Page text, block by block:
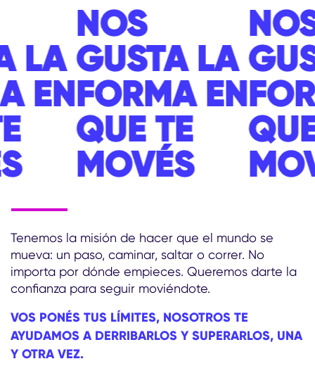
LA
EN
TE
NOS
GUSTA LA
FORMA EN
QUE TE
MOVÉS
Tenemos la misión de hacer que el mundo se
mueva: un paso, caminar, saltar o correr. No
importa por dónde empieces. Queremos darte la
confianza para seguir moviéndote.
VOS PONÉS TUS LÍMITES, NOSOTROS TE
AYUDAMOS A DERRIBARLOS Y SUPERARLOS, UNA
Y OTRA VEZ.